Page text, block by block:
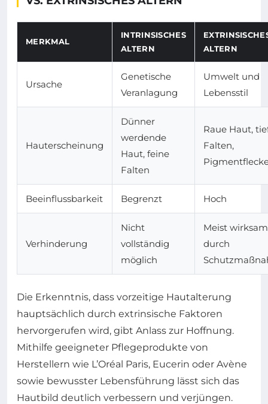
MERKMAL
INTRINSISCHES
ALTERN
ALTERN
Ursache
Genetische
Veranlagung
Umwelt und
Lebensstil
Hauterscheinung
Dünner
werdende
Haut, feine
Falten
Raue Haut,
Falten,
Beeinflussbarkeit Begrenzt Hoch
Verhinderung
Nicht
vollständig
möglich
Meist wirksam
durch
Die Erkenntnis, dass vorzeitige Hautalterung
hauptsächlich durch extrinsische Faktoren
hervorgerufen wird, gibt Anlass zur Hoffnung.
Mithilfe geeigneter Pflegeprodukte von
Herstellern wie L’Oréal Paris, Eucerin oder Avène
sowie bewusster Lebensführung lässt sich das
Hautbild deutlich verbessern und verjüngen.